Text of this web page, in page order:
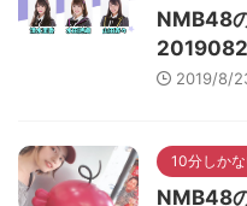
NMB48
2019/8/
10分しかな
NMB48